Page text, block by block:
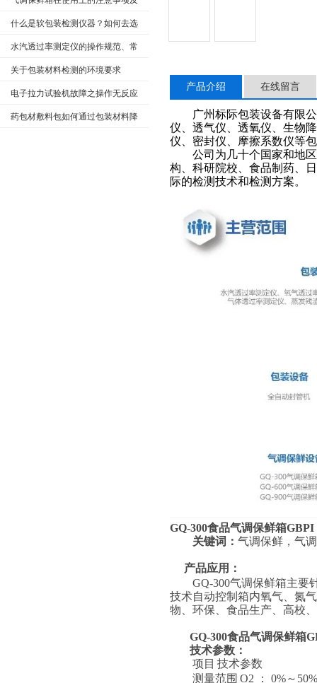
维护保养
什么是软包装检测仪器？如何去选
择呢？
水汽透过率测定仪的操作规范、常
见问题与维护要点
关于包装材料检测的环境要求
电子拉力试验机故障之操作无反应
紊乱应对方式
药包材敷料包如何通过包装材料降
产品介绍 在线留言
广州标际包装设备有限
仪、透气仪、透氧仪、 生物
仪、密封仪、
摩擦系数仪等
公司为几十个国家和地区
构、科研院校、食品制药、
际的检测技术和检测方案。
GQ-300食品气调保鲜箱GBPI
关键词： 气调保鲜，气
产品应用：
GQ-300气调保鲜箱主要
技术自动控制箱内氧气、氮
物、环保、食品生产、高校
GQ-300食品气调保鲜箱
技术参数：
项目 技术参数
测量范围 O2 ： 0%～ 50%